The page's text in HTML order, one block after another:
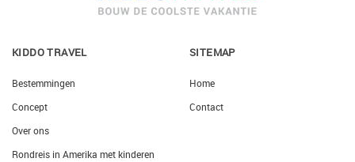
KIDDO TRAVEL
Bestemmingen
Concept
Over ons
Rondreis in Amerika met kinderen
SITEMAP
Home
Contact